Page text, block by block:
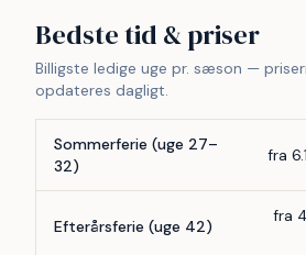
Bedste tid & priser
Billigste ledige uge pr. sæson —
opdateres dagligt.
Sommerferie (uge 27–
32)
fra
Efterårsferie (uge 42)
fra